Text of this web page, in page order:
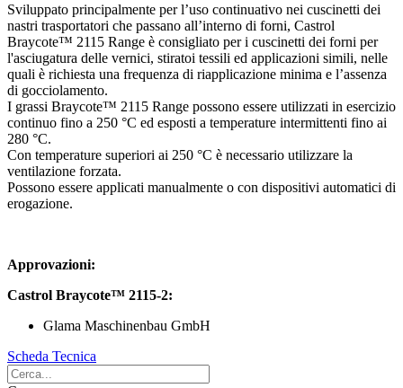
Sviluppato principalmente per l’uso continuativo nei cuscinetti dei
nastri trasportatori che passano all’interno di forni, Castrol
Braycote™ 2115 Range è consigliato per i cuscinetti dei forni per
l'asciugatura delle vernici, stiratoi tessili ed applicazioni simili, nelle
quali è richiesta una frequenza di riapplicazione minima e l’assenza
di gocciolamento.
I grassi Braycote™ 2115 Range possono essere utilizzati in esercizio
continuo fino a 250 °C ed esposti a temperature intermittenti fino ai
280 °C.
Con temperature superiori ai 250 °C è necessario utilizzare la
ventilazione forzata.
Possono essere applicati manualmente o con dispositivi automatici di
erogazione.
Approvazioni:
Castrol Braycote™ 2115-2:
Glama Maschinenbau GmbH
Scheda Tecnica